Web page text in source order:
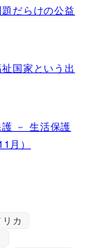
だらけの公益
国家という出
－ 生活保護
月）
リカ